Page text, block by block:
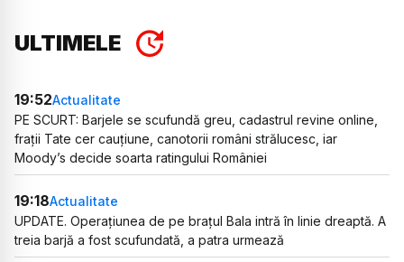
ULTIMELE
19:52Actualitate
PE SCURT: Barjele se scufundă greu, cadastrul revine online,
frații Tate cer cauțiune, canotorii români strălucesc, iar
Moody’s decide soarta ratingului României
19:18Actualitate
UPDATE. Operațiunea de pe brațul Bala intră în linie dreaptă. A
treia barjă a fost scufundată, a patra urmează